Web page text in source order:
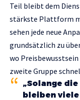
Teil bleibt dem
stärkste Plattform
sehen jede neue
grundsätzlich zu
wo
zweite Gruppe
„Solange
bleiben viele